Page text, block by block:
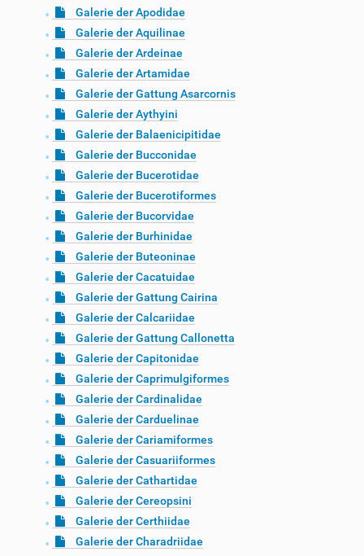
Galerie der Apodidae
Galerie der Aquilinae
Galerie der Ardeinae
Galerie der Artamidae
Galerie der Gattung Asarcornis
Galerie der Aythyini
Galerie der Balaenicipitidae
Galerie der Bucconidae
Galerie der Bucerotidae
Galerie der Bucerotiformes
Galerie der Bucorvidae
Galerie der Burhinidae
Galerie der Buteoninae
Galerie der Cacatuidae
Galerie der Gattung Cairina
Galerie der Calcariidae
Galerie der Gattung Callonetta
Galerie der Capitonidae
Galerie der Caprimulgiformes
Galerie der Cardinalidae
Galerie der Carduelinae
Galerie der Cariamiformes
Galerie der Casuariiformes
Galerie der Cathartidae
Galerie der Cereopsini
Galerie der Certhiidae
Galerie der Charadriidae